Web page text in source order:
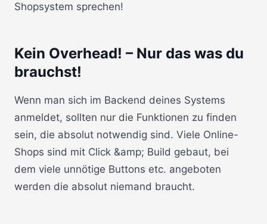
Shopsystem sprechen!
Kein Overhead! – Nur das was du
brauchst!
Wenn man sich im Backend deines Systems
anmeldet, sollten nur die Funktionen zu finden
sein, die absolut notwendig sind. Viele Online-
Shops sind mit Click &amp; Build gebaut, bei
dem viele unnötige Buttons etc. angeboten
werden die absolut niemand braucht.